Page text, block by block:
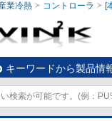
業冷熱 コントローラ [
キーワードから製品情